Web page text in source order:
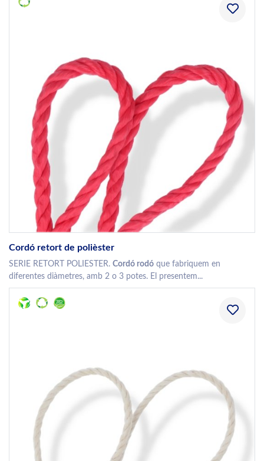
Cordó retort de polièster
SERIE RETORT POLIESTER. Cordó rodó que fabriquem en
diferentes diàmetres, amb 2 o 3 potes. El presentem...